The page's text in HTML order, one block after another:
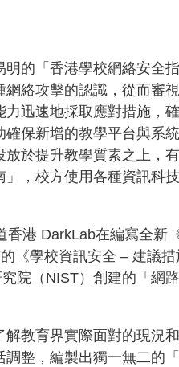
的「香港學校網絡安全
絡攻擊的認識，從而審
迅速地採取應對措施，
保新增的教學平台與系
於提升教學質素之上，
，校方使用各種資訊科
香港 DarkLab在編寫全
《學校資訊安全 – 建議
院（NIST）創建的「網
教育界實際面對的現況
整，編製出獨一無二的